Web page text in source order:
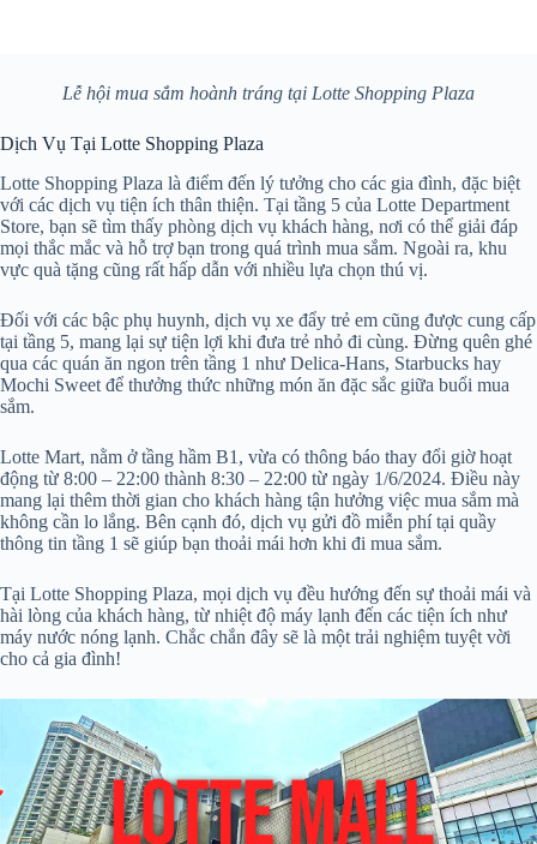
Lễ hội mua sắm hoành tráng tại Lotte Shopping Plaza
Dịch Vụ Tại Lotte Shopping Plaza
Lotte Shopping Plaza là điểm đến lý tưởng cho các gia đình, đặc biệt
với các dịch vụ tiện ích thân thiện. Tại tầng 5 của Lotte Department
Store, bạn sẽ tìm thấy phòng dịch vụ khách hàng, nơi có thể giải đáp
mọi thắc mắc và hỗ trợ bạn trong quá trình mua sắm. Ngoài ra, khu
vực quà tặng cũng rất hấp dẫn với nhiều lựa chọn thú vị.
Đối với các bậc phụ huynh, dịch vụ xe đẩy trẻ em cũng được cung cấp
tại tầng 5, mang lại sự tiện lợi khi đưa trẻ nhỏ đi cùng. Đừng quên ghé
qua các quán ăn ngon trên tầng 1 như Delica-Hans, Starbucks hay
Mochi Sweet để thưởng thức những món ăn đặc sắc giữa buổi mua
sắm.
Lotte Mart, nằm ở tầng hầm B1, vừa có thông báo thay đổi giờ hoạt
động từ 8:00 – 22:00 thành 8:30 – 22:00 từ ngày 1/6/2024. Điều này
mang lại thêm thời gian cho khách hàng tận hưởng việc mua sắm mà
không cần lo lắng. Bên cạnh đó, dịch vụ gửi đồ miễn phí tại quầy
thông tin tầng 1 sẽ giúp bạn thoải mái hơn khi đi mua sắm.
Tại Lotte Shopping Plaza, mọi dịch vụ đều hướng đến sự thoải mái và
hài lòng của khách hàng, từ nhiệt độ máy lạnh đến các tiện ích như
máy nước nóng lạnh. Chắc chắn đây sẽ là một trải nghiệm tuyệt vời
cho cả gia đình!